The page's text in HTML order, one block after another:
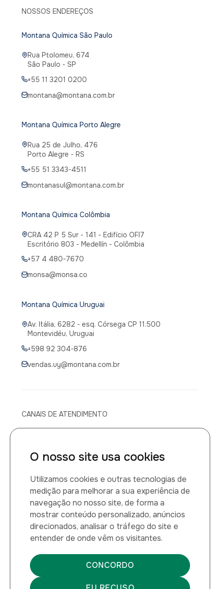
O nosso site usa cookies
Utilizamos cookies e outras tecnologias de
medição para melhorar a sua experiência de
navegação no nosso site, de forma a
mostrar conteúdo personalizado, anúncios
direcionados, analisar o tráfego do site e
entender de onde vêm os visitantes.
CONCORDO
NOSSOS ENDEREÇOS
Montana Química São Paulo
Rua Ptolomeu, 674
São Paulo - SP
+55 11 3201 0200
montana@montana.com.br
Montana Química Porto Alegre
Rua 25 de Julho, 476
Porto Alegre - RS
+55 51 3343-4511
montanasul@montana.com.br
Montana Química Colômbia
CRA 42 P 5 Sur - 141 - Edifício OFI7
Escritório 803 - Medellín - Colômbia
+57 4 480-7670
monsa@monsa.co
Montana Química Uruguai
Av. Itália, 6282 - esq. Córsega CP 11.500
Montevidéu, Uruguai
+598 92 304-876
vendas.uy@montana.com.br
CANAIS DE ATENDIMENTO
0800 014 1149
Montana Química LTDA
CNPJ: 60.884.459/0001-27
Verificada por